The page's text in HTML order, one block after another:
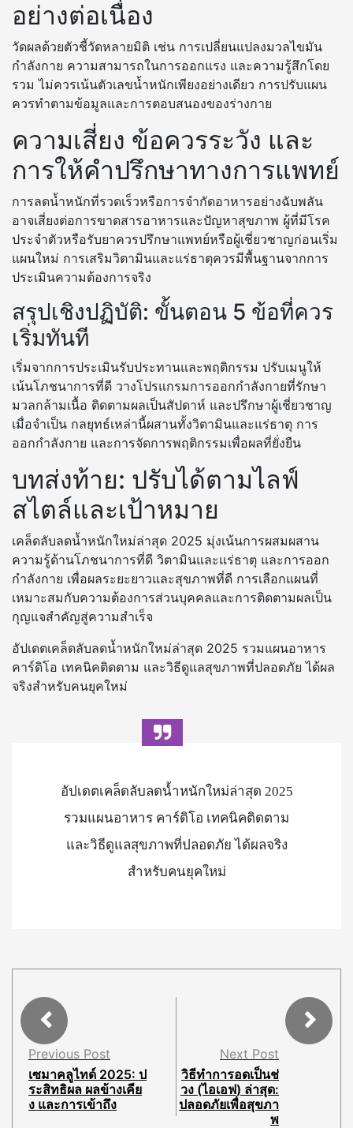
อย่างต่อเนื่อง
วัดผลด้วยตัวชี้วัดหลายมิติ เช่น การเปลี่ยนแปลงมวลไขมัน
กำลังกาย ความสามารถในการออกแรง และความรู้สึกโดย
รวม ไม่ควรเน้นตัวเลขน้ำหนักเพียงอย่างเดียว การปรับแผน
ควรทำตามข้อมูลและการตอบสนองของร่างกาย
ความเสี่ยง ข้อควรระวัง และ
การให้คำปรึกษาทางการแพทย์
การลดน้ำหนักที่รวดเร็วหรือการจำกัดอาหารอย่างฉับพลัน
อาจเสี่ยงต่อการขาดสารอาหารและปัญหาสุขภาพ ผู้ที่มีโรค
ประจำตัวหรือรับยาควรปรึกษาแพทย์หรือผู้เชี่ยวชาญก่อนเริ่ม
แผนใหม่ การเสริมวิตามินและแร่ธาตุควรมีพื้นฐานจากการ
ประเมินความต้องการจริง
สรุปเชิงปฏิบัติ: ขั้นตอน 5 ข้อที่ควร
เริ่มทันที
เริ่มจากการประเมินรับประทานและพฤติกรรม ปรับเมนูให้
เน้นโภชนาการที่ดี วางโปรแกรมการออกกำลังกายที่รักษา
มวลกล้ามเนื้อ ติดตามผลเป็นสัปดาห์ และปรึกษาผู้เชี่ยวชาญ
เมื่อจำเป็น กลยุทธ์เหล่านี้ผสานทั้งวิตามินและแร่ธาตุ การ
ออกกำลังกาย และการจัดการพฤติกรรมเพื่อผลที่ยั่งยืน
บทส่งท้าย: ปรับได้ตามไลฟ์
สไตล์และเป้าหมาย
เคล็ดลับลดน้ำหนักใหม่ล่าสุด 2025 มุ่งเน้นการผสมผสาน
ความรู้ด้านโภชนาการที่ดี วิตามินและแร่ธาตุ และการออก
กำลังกาย เพื่อผลระยะยาวและสุขภาพที่ดี การเลือกแผนที่
เหมาะสมกับความต้องการส่วนบุคคลและการติดตามผลเป็น
กุญแจสำคัญสู่ความสำเร็จ
อัปเดตเคล็ดลับลดน้ำหนักใหม่ล่าสุด 2025 รวมแผนอาหาร
คาร์ดิโอ เทคนิคติดตาม และวิธีดูแลสุขภาพที่ปลอดภัย ได้ผล
จริงสำหรับคนยุคใหม่
อัปเดตเคล็ดลับลดน้ำหนักใหม่ล่าสุด 2025
รวมแผนอาหาร คาร์ดิโอ เทคนิคติดตาม
และวิธีดูแลสุขภาพที่ปลอดภัย ได้ผลจริง
สำหรับคนยุคใหม่
Previous Post
เซมาคลูไทด์ 2025: ป
ระสิทธิผล ผลข้างเคีย
ง และการเข้าถึง
Next Post
วิธีทำการอดเป็นช่
วง (ไอเอฟ) ล่าสุด:
ปลอดภัยเพื่อสุขภา
พ